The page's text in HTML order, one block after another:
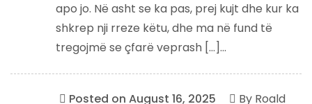
apo jo. Në asht se ka pas, prej kujt dhe kur ka
shkrep nji rreze këtu, dhe ma në fund të
tregojmë se çfarë veprash […]...
Posted on August 16, 2025 By Roald